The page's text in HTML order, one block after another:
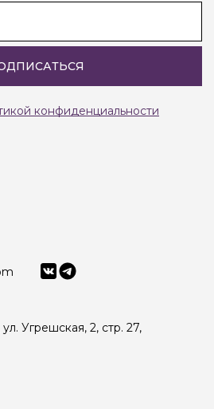
конфиденциальности
Угрешская, 2, стр. 27,